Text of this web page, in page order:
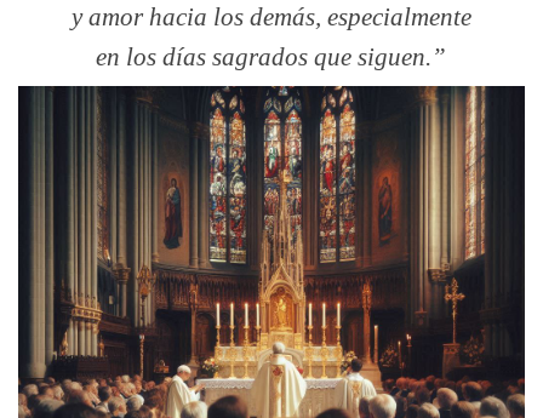
y amor hacia los demás, especialmente
en los días sagrados que siguen.